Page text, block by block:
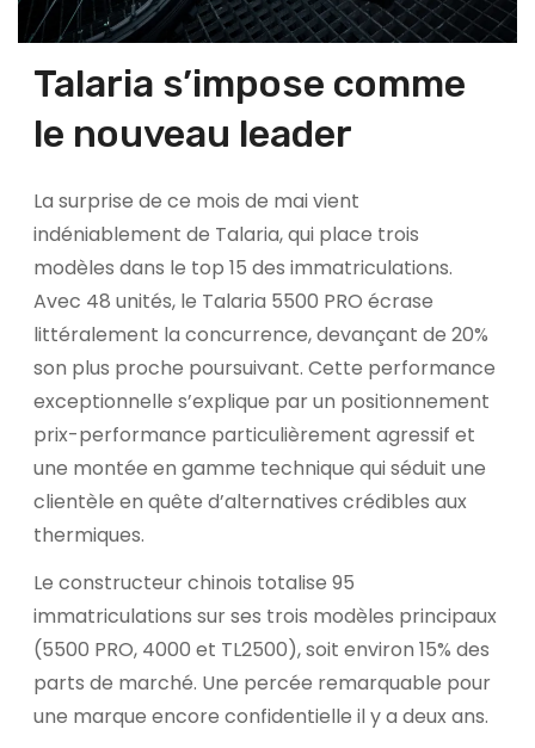
Talaria s’impose comme
le nouveau leader
La surprise de ce mois de mai vient
indéniablement de Talaria, qui place trois
modèles dans le top 15 des immatriculations.
Avec 48 unités, le Talaria 5500 PRO écrase
littéralement la concurrence, devançant de 20%
son plus proche poursuivant. Cette performance
exceptionnelle s’explique par un positionnement
prix-performance particulièrement agressif et
une montée en gamme technique qui séduit une
clientèle en quête d’alternatives crédibles aux
thermiques.
Le constructeur chinois totalise 95
immatriculations sur ses trois modèles principaux
(5500 PRO, 4000 et TL2500), soit environ 15% des
parts de marché. Une percée remarquable pour
une marque encore confidentielle il y a deux ans.